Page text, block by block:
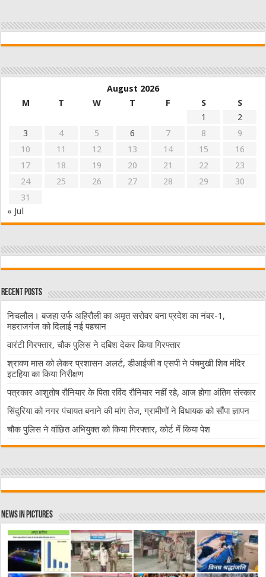
August 2026
M
T W T F S
S
1
2
3
4 5 6 7 8
9
10
11 12 13 14 15
16
17
18 19 20 21 22
23
24
25 26 27 28 29
30
31
« Jul
Recent Posts
निचलौल। बजहा उर्फ अहिरौली का अमृत सरोवर बना प्रदेश का नंबर-1,
महराजगंज को दिलाई नई पहचान
वारंटी गिरफ्तार, चौक पुलिस ने दबिश देकर किया गिरफ्तार
श्रावण मास को लेकर प्रशासन अलर्ट, डीआईजी व एसपी ने पंचमुखी शिव मंदिर
इटहिया का किया निरीक्षण
पत्रकार आशुतोष रौनियार के पिता रविंद रौनियार नहीं रहे, आज होगा अंतिम संस्कार
सिंदुरिया को नगर पंचायत बनाने की मांग तेज, ग्रामीणों ने विधायक को सौंपा ज्ञापन
चौक पुलिस ने वांछित अभियुक्त को किया गिरफ्तार, कोर्ट में किया पेश
News in Pictures